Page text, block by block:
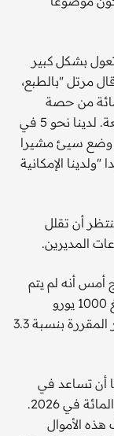
بشكل كبير
مرتل "بالطبع،
لديك أكثر من 10 في المائة من حصة
المبيعات في هذا القطاع ذي الأسعار المرتفعة. لدينا نحو 5 في
وضع سيئ مشيرا
الإمكانية
أن تقلل
المديرين.
أنه لم يتم
صرف علاوة التضخم التي كان متوقعا أن تبلغ 1000 يورو
لمديري شركة فولكسفاجن وكذا زيادة الأجور المقررة بنسبة 3.3
أن تساعد في
زيادة هامش الربح التشغيلي بنسبة 5.6 في المائة في 2026.
الأموال